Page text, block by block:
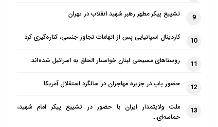
9 تشییع پیکر مطهر رهبر شهید انقلاب در تهران
10 کاردینال اسپانیایی پس از اتهامات تجاوز جنسی، کناره‌گیری کرد
11 روستاهای مسیحی لبنان خواستار الحاق به اسرائیل شده‌اند
12 حضور پاپ در جزیره مهاجران در سالگرد استقلال آمریکا
13
ملت ولایتمدار ایران با حضور در تشییع پیکر امام شهید،
حماسه‌ای…